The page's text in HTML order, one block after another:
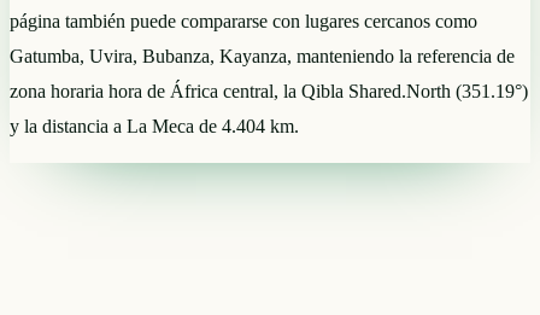
página también puede compararse con lugares cercanos como
Gatumba, Uvira, Bubanza, Kayanza, manteniendo la referencia de
zona horaria hora de África central, la Qibla Shared.North (351.19°)
y la distancia a La Meca de 4.404 km.